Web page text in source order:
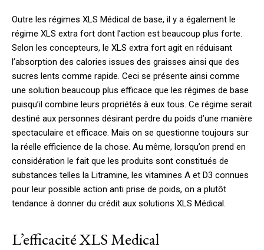
Outre les régimes XLS Médical de base, il y a également le
régime XLS extra fort dont l’action est beaucoup plus forte.
Selon les concepteurs, le XLS extra fort agit en réduisant
l’absorption des calories issues des graisses ainsi que des
sucres lents comme rapide. Ceci se présente ainsi comme
une solution beaucoup plus efficace que les régimes de base
puisqu’il combine leurs propriétés à eux tous. Ce régime serait
destiné aux personnes désirant perdre du poids d’une manière
spectaculaire et efficace. Mais on se questionne toujours sur
la réelle efficience de la chose. Au même, lorsqu’on prend en
considération le fait que les produits sont constitués de
substances telles la Litramine, les vitamines A et D3 connues
pour leur possible action anti prise de poids, on a plutôt
tendance à donner du crédit aux solutions XLS Médical.
L’efficacité XLS Medical